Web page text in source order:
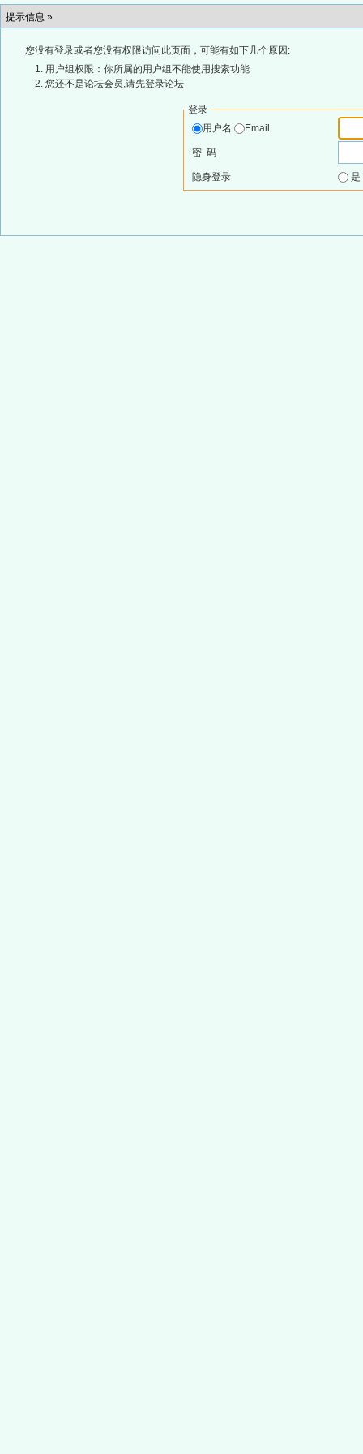
提示信息 »
您没有登录或者您没有权限访问此页面，可能有如下几个原因:
用户组权限：你所属的用户组不能使用搜索功能
您还不是论坛会员,请先登录论坛
登录
用户名
Email
密 码
隐身登录